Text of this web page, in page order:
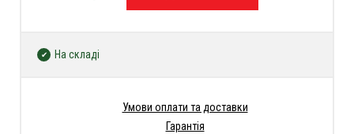
На складі
Умови оплати та доставки
Гарантія